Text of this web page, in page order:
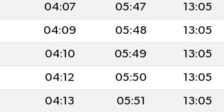
04:07 05:47 13:05
04:09 05:48 13:05
04:10 05:49 13:05
04:12 05:50 13:05
04:13 05:51 13:05